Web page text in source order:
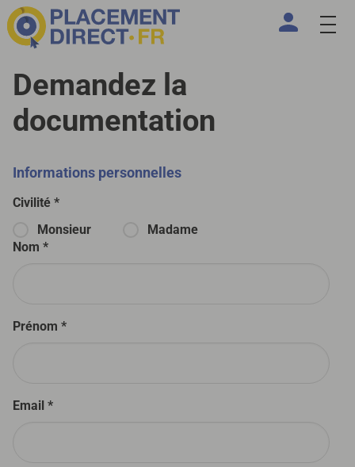
Demandez la
documentation
Informations personnelles
Civilité *
Monsieur
Madame
Nom *
Prénom *
Email *